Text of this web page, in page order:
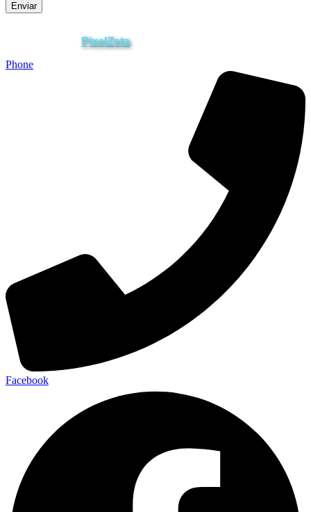
Enviar
PixelZeta
Phone
Facebook